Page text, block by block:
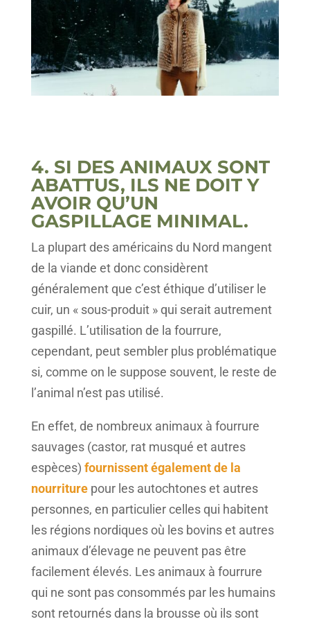
4. SI DES ANIMAUX SONT
ABATTUS, ILS NE DOIT Y
AVOIR QU’UN
GASPILLAGE MINIMAL.
La plupart des américains du Nord mangent
de la viande et donc considèrent
généralement que c’est éthique d’utiliser le
cuir, un « sous-produit » qui serait autrement
gaspillé. L’utilisation de la fourrure,
cependant, peut sembler plus problématique
si, comme on le suppose souvent, le reste de
l’animal n’est pas utilisé.
En effet, de nombreux animaux à fourrure
sauvages (castor, rat musqué et autres
espèces) fournissent également de la
nourriturepour les autochtones et autres
personnes, en particulier celles qui habitent
les régions nordiques où les bovins et autres
animaux d’élevage ne peuvent pas être
facilement élevés. Les animaux à fourrure
qui ne sont pas consommés par les humains
sont retournés dans la brousse où ils sont